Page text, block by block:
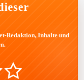
Redaktion, Inhalte und